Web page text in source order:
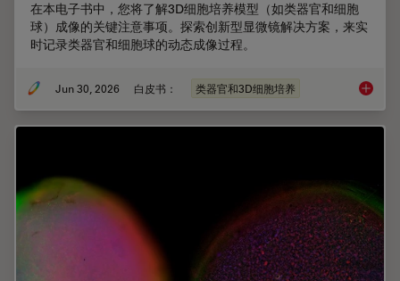
在本电子书中，您将了解3D细胞培养模型（如类器官和细胞
球）成像的关键注意事项。探索创新型显微镜解决方案，来实
时记录类器官和细胞球的动态成像过程。
Jun 30, 2026 白皮书： 类器官和3D细胞培养 如何深